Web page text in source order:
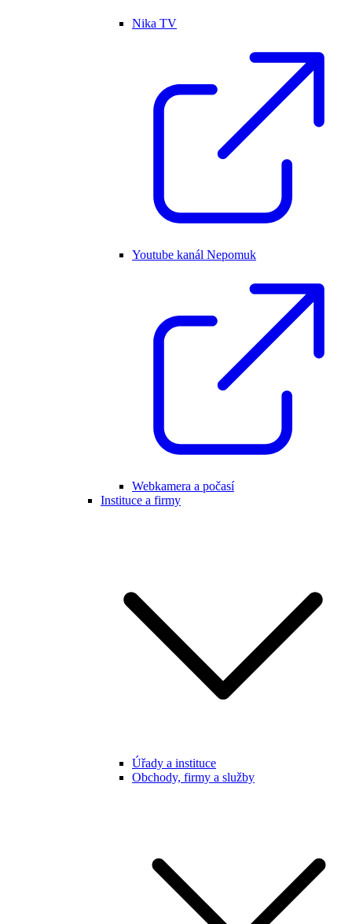
Nika TV
Youtube kanál Nepomuk
Webkamera a počasí
Instituce a firmy
Úřady a instituce
Obchody, firmy a služby